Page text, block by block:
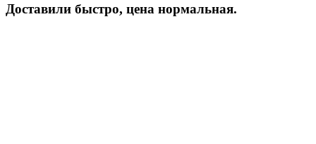
Доставили быстро, цена нормальная.